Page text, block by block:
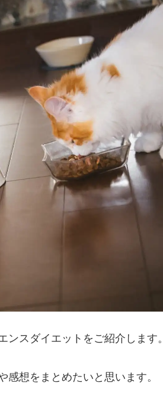
スダイエットをご紹介します。
想をまとめたいと思います。